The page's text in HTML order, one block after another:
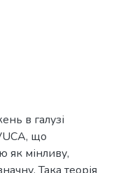
в галузі
що
як мінливу,